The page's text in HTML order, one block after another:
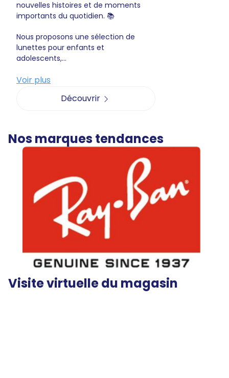
nouvelles histoires et de moments
importants du quotidien. 📚
Nous proposons une sélection de
lunettes pour enfants et
adolescents,...
Voir plus
Découvrir
Nos marques tendances
Visite virtuelle du magasin